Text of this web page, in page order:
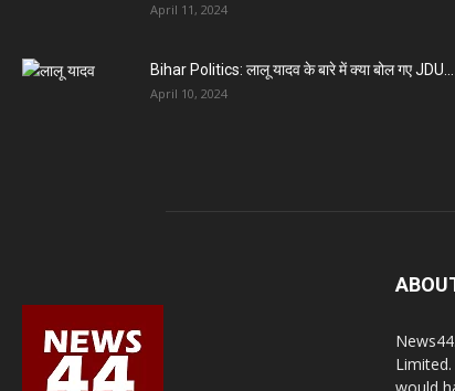
April 11, 2024
Bihar Politics: लालू यादव के बारे में क्या बोल गए JDU...
April 10, 2024